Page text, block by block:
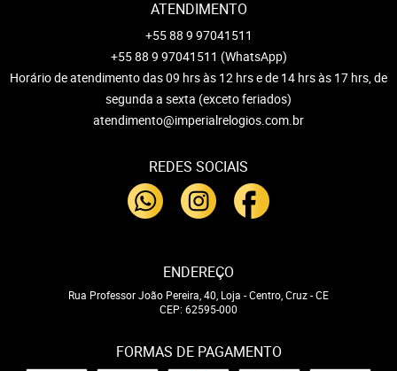
ATENDIMENTO
+55 88 9 97041511
+55 88 9 97041511 (WhatsApp)
Horário de atendimento das 09 hrs às 12 hrs e de 14 hrs às 17 hrs, de
segunda a sexta (exceto feriados)
atendimento@imperialrelogios.com.br
REDES SOCIAIS
ENDEREÇO
Rua Professor João Pereira, 40, Loja -Centro, Cruz-CE
CEP: 62595-000
FORMAS DE PAGAMENTO